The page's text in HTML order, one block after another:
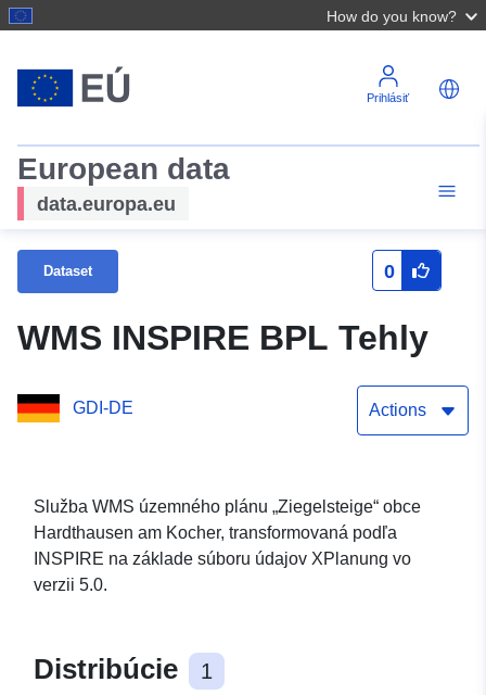
How do you know?
Prihlásiť
European data
data.europa.eu
Dataset 0
WMS INSPIRE BPL Tehly
GDI-DE Actions
Služba WMS územného plánu „Ziegelsteige“ obce
Hardthausen am Kocher, transformovaná podľa
INSPIRE na základe súboru údajov XPlanung vo
verzii 5.0.
Distribúcie 1